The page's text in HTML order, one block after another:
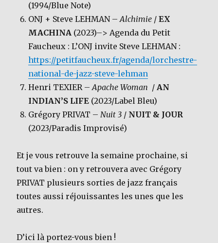
(1994/Blue Note)
ONJ + Steve LEHMAN –Alchimie /EX
MACHINA (2023)–> Agenda du Petit
Faucheux : L’ONJ invite Steve LEHMAN :
https://petitfaucheux.fr/agenda/lorchestre-
national-de-jazz-steve-lehman
Henri TEXIER –Apache Woman /AN
INDIAN’S LIFE (2023/Label Bleu)
Grégory PRIVAT –Nuit 3 / NUIT & JOUR
(2023/Paradis Improvisé)
Et je vous retrouve la semaine prochaine, si
tout va bien : on y retrouvera avec Grégory
PRIVAT plusieurs sorties de jazz français
toutes aussi réjouissantes les unes que les
autres.
D’ici là portez-vous bien !